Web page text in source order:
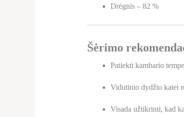
Drėgnis – 82 %
Šėrimo
Patiekti kambario
Vidutinio dydžio katei
Visada užtikrinti, kad